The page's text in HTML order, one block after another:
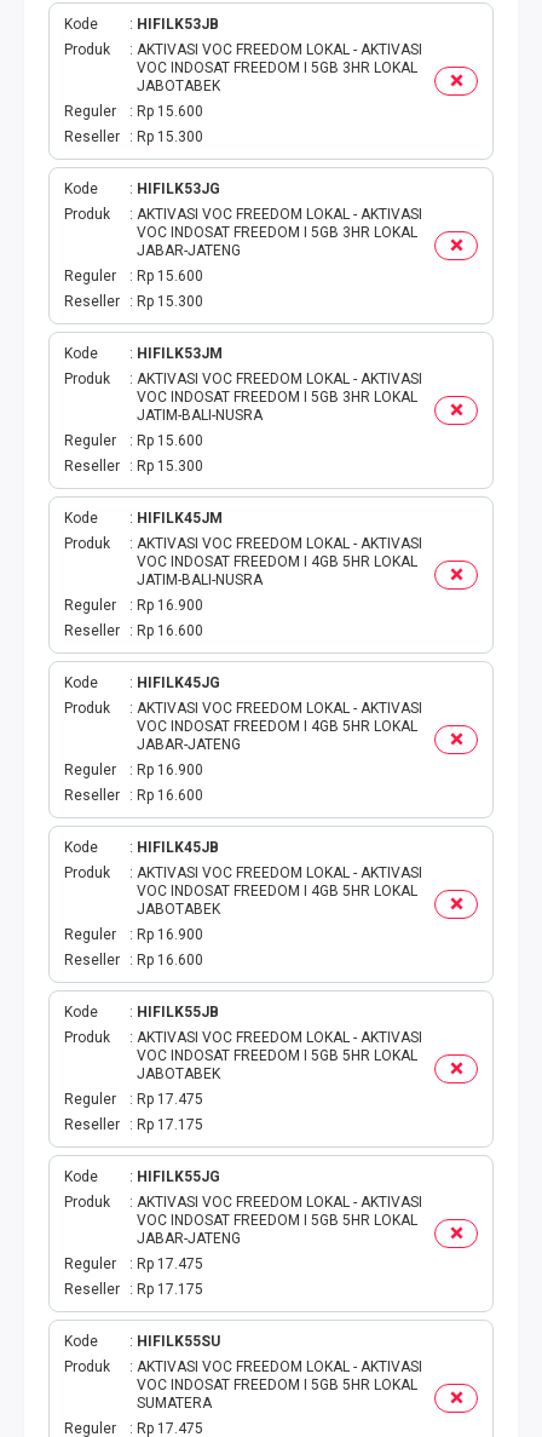
Kode
HIFILK53JB
Produk
AKTIVASI VOC FREEDOM LOKAL - AKTIVASI
VOC INDOSAT FREEDOM I 5GB 3HR LOKAL
JABOTABEK
Reguler
Rp 15.600
Reseller
Rp 15.300
Kode
HIFILK53JG
Produk
AKTIVASI VOC FREEDOM LOKAL - AKTIVASI
VOC INDOSAT FREEDOM I 5GB 3HR LOKAL
JABAR-JATENG
Reguler
Rp 15.600
Reseller
Rp 15.300
Kode
HIFILK53JM
Produk
AKTIVASI VOC FREEDOM LOKAL - AKTIVASI
VOC INDOSAT FREEDOM I 5GB 3HR LOKAL
JATIM-BALI-NUSRA
Reguler
Rp 15.600
Reseller
Rp 15.300
Kode
HIFILK45JM
Produk
AKTIVASI VOC FREEDOM LOKAL - AKTIVASI
VOC INDOSAT FREEDOM I 4GB 5HR LOKAL
JATIM-BALI-NUSRA
Reguler
Rp 16.900
Reseller
Rp 16.600
Kode
HIFILK45JG
Produk
AKTIVASI VOC FREEDOM LOKAL - AKTIVASI
VOC INDOSAT FREEDOM I 4GB 5HR LOKAL
JABAR-JATENG
Reguler
Rp 16.900
Reseller
Rp 16.600
Kode
HIFILK45JB
Produk
AKTIVASI VOC FREEDOM LOKAL - AKTIVASI
VOC INDOSAT FREEDOM I 4GB 5HR LOKAL
JABOTABEK
Reguler
Rp 16.900
Reseller
Rp 16.600
Kode
HIFILK55JB
Produk
AKTIVASI VOC FREEDOM LOKAL - AKTIVASI
VOC INDOSAT FREEDOM I 5GB 5HR LOKAL
JABOTABEK
Reguler
Rp 17.475
Reseller
Rp 17.175
Kode
HIFILK55JG
Produk
AKTIVASI VOC FREEDOM LOKAL - AKTIVASI
VOC INDOSAT FREEDOM I 5GB 5HR LOKAL
JABAR-JATENG
Reguler
Rp 17.475
Reseller
Rp 17.175
Kode
HIFILK55SU
Produk
AKTIVASI VOC FREEDOM LOKAL - AKTIVASI
VOC INDOSAT FREEDOM I 5GB 5HR LOKAL
SUMATERA
Reguler
Rp 17.475